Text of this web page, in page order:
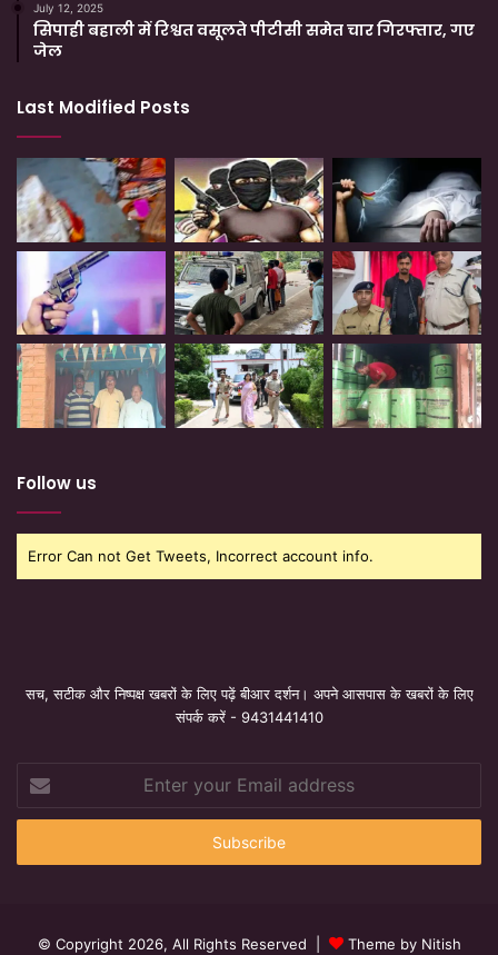
July 12, 2025
सिपाही बहाली में रिश्वत वसूलते पीटीसी समेत चार गिरफ्तार, गए
जेल
Last Modified Posts
Follow us
Error Can not Get Tweets, Incorrect account info.
सच, सटीक और निष्पक्ष खबरों के लिए पढ़ें बीआर दर्शन। अपने आसपास के खबरों के लिए
संपर्क करें - 9431441410
your
Email
© Copyright 2026, All Rights Reserved | Theme by Nitish